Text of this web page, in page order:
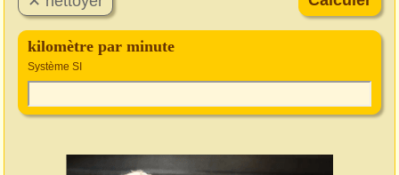
kilomètre par minute
Système SI